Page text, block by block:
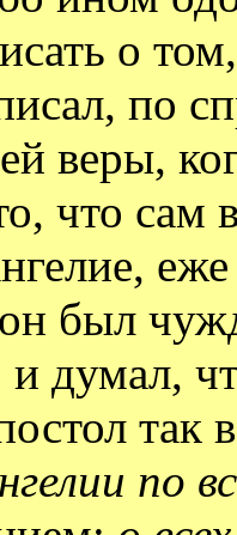
о
по
веры,
что сам
был
думал,
так
по